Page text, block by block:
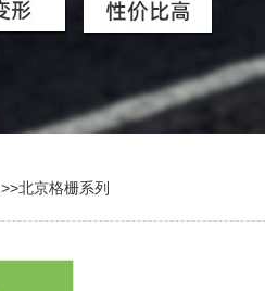
>>北京格栅系列